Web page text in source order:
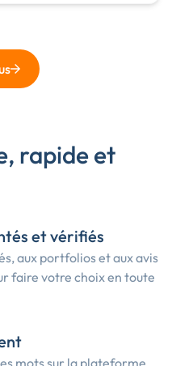
rapide et
et vérifiés
aux portfolios et aux avis
faire votre choix en toute